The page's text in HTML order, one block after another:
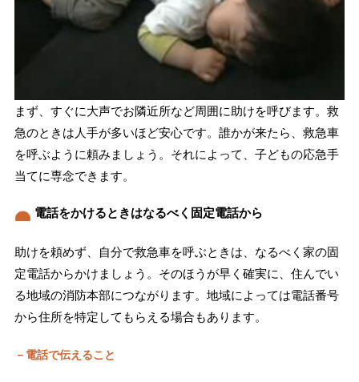
まず、すぐに大声でお隣近所など周囲に助けを呼びます。救
急のときは人手が多いほど安心です。誰かが来たら、救急車
を呼ぶように頼みましょう。それによって、子どもの応急手
当てに専念できます。
電話をかけるときはなるべく固定電話から
助けを頼めず、自分で救急車を呼ぶときは、なるべく家の固
定電話からかけましょう。そのほうが早く確実に、住んでい
る地域の消防本部につながります。地域によっては電話番号
から住所を特定してもらえる場合もあります。
－電話で伝えること